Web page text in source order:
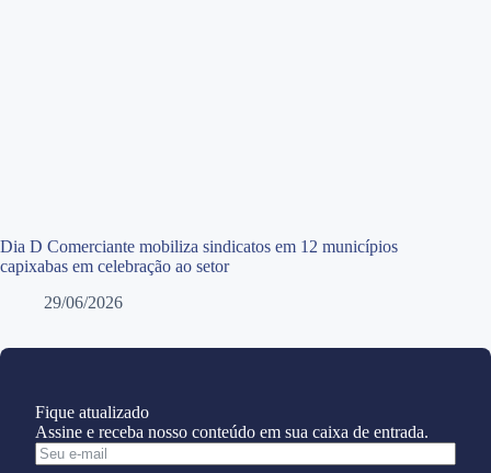
Dia D Comerciante mobiliza sindicatos em 12 municípios
capixabas em celebração ao setor
29/06/2026
Fique atualizado
Assine e receba nosso conteúdo em sua caixa de entrada.